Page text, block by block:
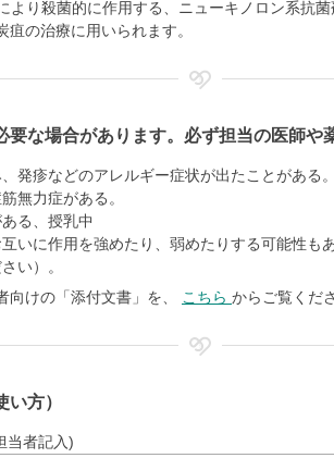
り殺菌的に作用する、ニューキノロン系抗菌
の治療に用いられます。
要な場合があります。必ず担当の医師や
発疹などのアレルギー症状が出たことがある
無力症がある。
る、授乳中
いに作用を強めたり、弱めたりする可能性も
い）。
向けの「添付文書」を、
こちら からご覧くだ
方）
当者記入)